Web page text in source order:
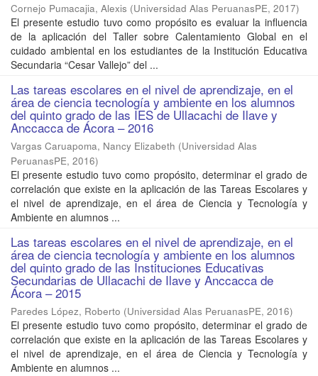
Cornejo Pumacajia, Alexis (Universidad Alas PeruanasPE, 2017)
El presente estudio tuvo como propósito es evaluar la influencia
de la aplicación del Taller sobre Calentamiento Global en el
cuidado ambiental en los estudiantes de la Institución Educativa
Secundaria “Cesar Vallejo” del ...
Las tareas escolares en el nivel de aprendizaje, en el
área de ciencia tecnología y ambiente en los alumnos
del quinto grado de las IES de Ullacachi de Ilave y
Anccacca de Ácora – 2016
Vargas Caruapoma, Nancy Elizabeth (Universidad Alas
PeruanasPE, 2016)
El presente estudio tuvo como propósito, determinar el grado de
correlación que existe en la aplicación de las Tareas Escolares y
el nivel de aprendizaje, en el área de Ciencia y Tecnología y
Ambiente en alumnos ...
Las tareas escolares en el nivel de aprendizaje, en el
área de ciencia tecnología y ambiente en los alumnos
del quinto grado de las Instituciones Educativas
Secundarias de Ullacachi de Ilave y Anccacca de
Ácora – 2015
Paredes López, Roberto (Universidad Alas PeruanasPE, 2016)
El presente estudio tuvo como propósito, determinar el grado de
correlación que existe en la aplicación de las Tareas Escolares y
el nivel de aprendizaje, en el área de Ciencia y Tecnología y
Ambiente en alumnos ...